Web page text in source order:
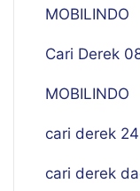
MOBILINDO
Cari Derek
MOBILINDO
cari derek
cari derek